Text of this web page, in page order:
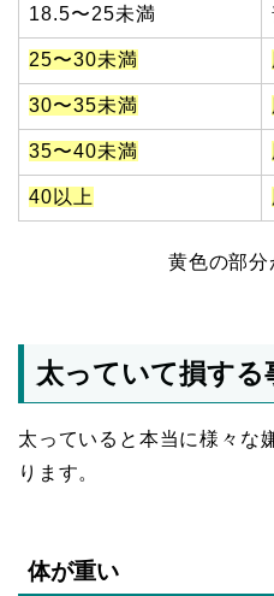
18.5〜25未満
25〜30未満
30〜35未満
35〜40未満
40以上
黄色の部分
太っていて損する
太っていると本当に様々な
ります。
体が重い